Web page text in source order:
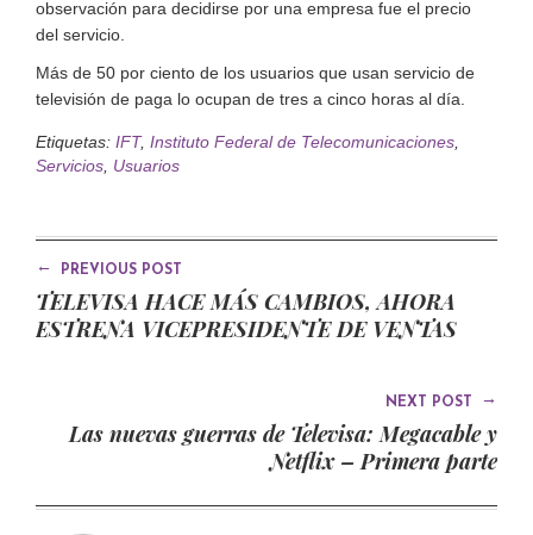
observación para decidirse por una empresa fue el precio
del servicio.
Más de 50 por ciento de los usuarios que usan servicio de
televisión de paga lo ocupan de tres a cinco horas al día.
Etiquetas: IFT, Instituto Federal de Telecomunicaciones
Servicios Usuarios
← PREVIOUS POST
TELEVISA HACE MÁS CAMBIOS, AHORA
ESTRENA VICEPRESIDENTE DE VENTAS
NEXT POST →
Las nuevas guerras de Televisa: Megacable y
Netflix – Primera parte